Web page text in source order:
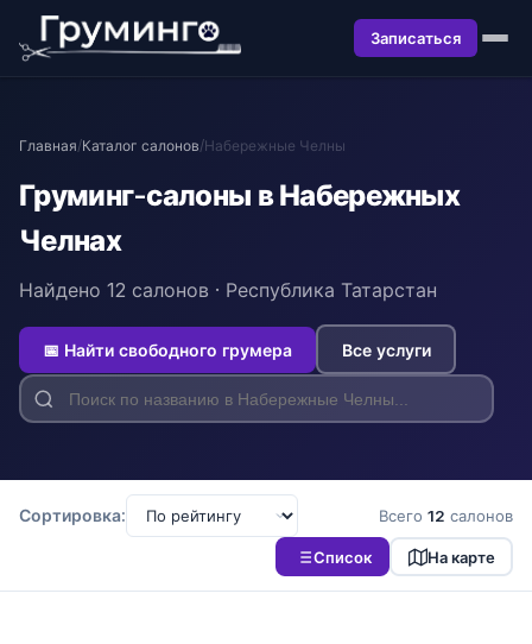
Записаться
Главная/Каталог салонов/Набережные Челны
Груминг-салоны в Набережных
Челнах
Найдено 12 салонов · Республика Татарстан
📅 Найти свободного грумера Все услуги
Сортировка: Всего 12 салонов
Список На карте